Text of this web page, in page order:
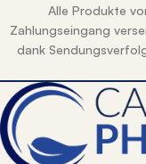
Alle Produkte
Zahlungseingang
dank